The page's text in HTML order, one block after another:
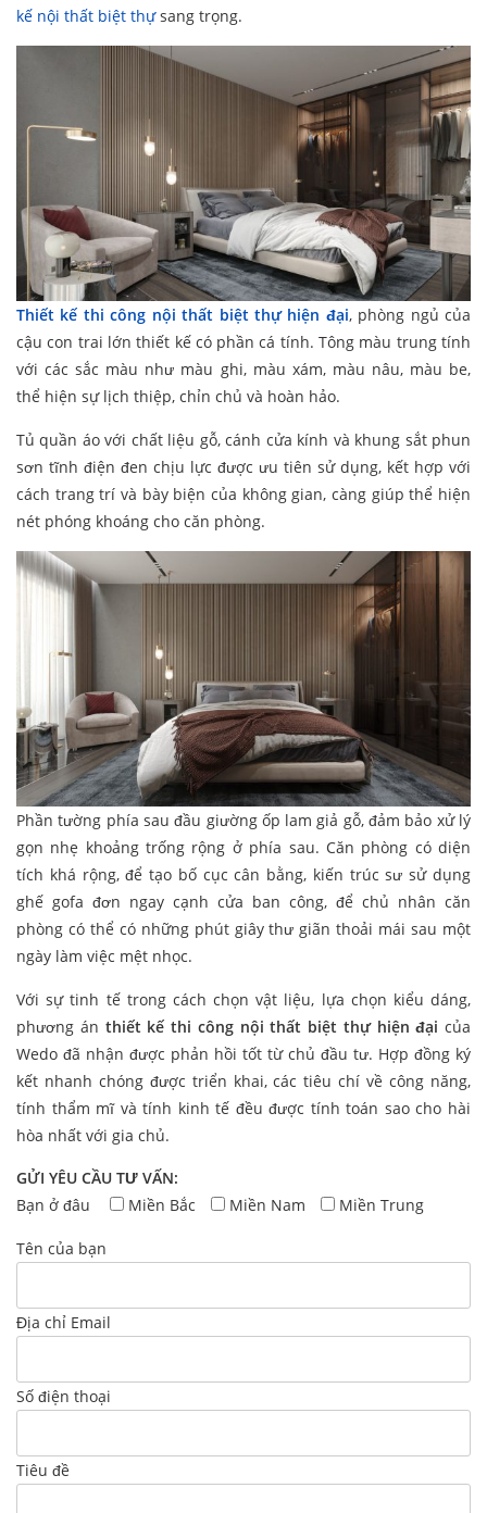
kế nội thất biệt thựsang trọng.
Thiết kế thi công nội thất biệt thự hiện đại, phòng ngủ của
cậu con trai lớn thiết kế có phần cá tính. Tông màu trung tính
với các sắc màu như màu ghi, màu xám, màu nâu, màu be,
thể hiện sự lịch thiệp, chỉn chủ và hoàn hảo.
Tủ quần áo với chất liệu gỗ, cánh cửa kính và khung sắt phun
sơn tĩnh điện đen chịu lực được ưu tiên sử dụng, kết hợp với
cách trang trí và bày biện của không gian, càng giúp thể hiện
nét phóng khoáng cho căn phòng.
Phần tường phía sau đầu giường ốp lam giả gỗ, đảm bảo xử lý
gọn nhẹ khoảng trống rộng ở phía sau. Căn phòng có diện
tích khá rộng, để tạo bố cục cân bằng, kiến trúc sư sử dụng
ghế gofa đơn ngay cạnh cửa ban công, để chủ nhân căn
phòng có thể có những phút giây thư giãn thoải mái sau một
ngày làm việc mệt nhọc.
Với sự tinh tế trong cách chọn vật liệu, lựa chọn kiểu dáng,
phương án thiết kế thi công nội thất biệt thự hiện đại của
Wedo đã nhận được phản hồi tốt từ chủ đầu tư. Hợp đồng ký
kết nhanh chóng được triển khai, các tiêu chí về công năng,
tính thẩm mĩ và tính kinh tế đều được tính toán sao cho hài
hòa nhất với gia chủ.
GỬI YÊU CẦU TƯ VẤN:
Bạn ở đâu
Miền Bắc Miền Nam Miền Trung
Tên của bạn
Địa chỉ Email
Số điện thoại
Tiêu đề